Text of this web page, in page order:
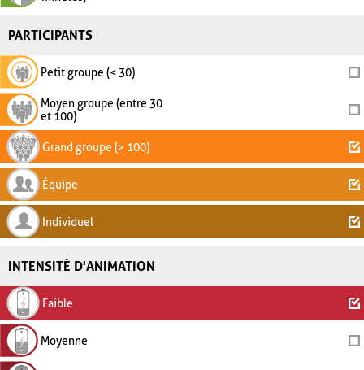
PARTICIPANTS
Petit groupe (< 30)
Moyen groupe (entre 30
et 100)
Grand groupe (> 100)
Équipe
Individuel
INTENSITÉ D'ANIMATION
Faible
Moyenne